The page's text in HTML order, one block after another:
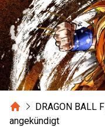
HomeDRAGON BALL
angekündigt